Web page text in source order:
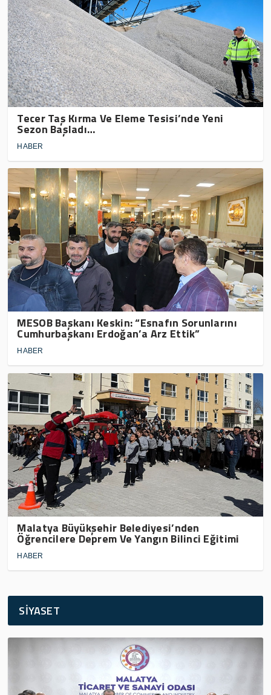
Tecer Taş Kırma Ve Eleme Tesisi’nde Yeni
Sezon Başladı…
HABER
MESOB Başkanı Keskin: “Esnafın Sorunlarını
Cumhurbaşkanı Erdoğan’a Arz Ettik”
HABER
Malatya Büyükşehir Belediyesi’nden
Öğrencilere Deprem Ve Yangın Bilinci Eğitimi
HABER
SİYASET